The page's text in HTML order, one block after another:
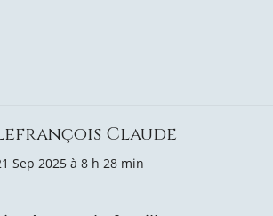
Claude
Sep 2025 à 8 h 28 min